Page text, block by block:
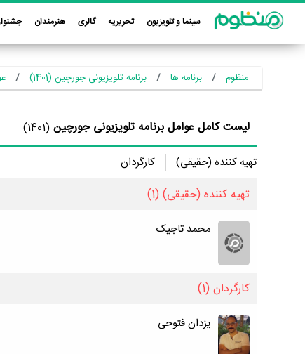
سینما و تلویزیون تحریریه گالری هنرمندان
منظوم برنامه ها برنامه تلویزیونی جورچین (1401)
لیست کامل عوامل برنامه تلویزیونی جورچین (1401)
تهیه کننده (حقیقی)
کارگردان
تهیه کننده (حقیقی) (1)
محمد تاجیک
کارگردان (1)
یزدان فتوحی